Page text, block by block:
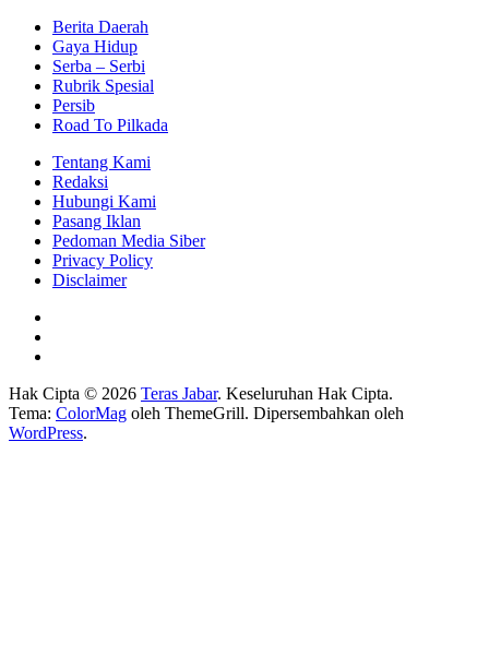
Berita Daerah
Gaya Hidup
Serba – Serbi
Rubrik Spesial
Persib
Road To Pilkada
Tentang Kami
Redaksi
Hubungi Kami
Pasang Iklan
Pedoman Media Siber
Privacy Policy
Disclaimer
Hak Cipta © 2026 Teras Jabar. Keseluruhan Hak Cipta.
Tema: ColorMag oleh ThemeGrill. Dipersembahkan oleh
WordPress.